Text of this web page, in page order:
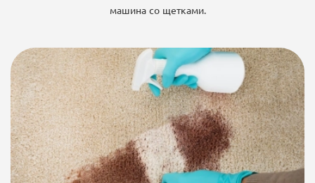
машина со щетками.